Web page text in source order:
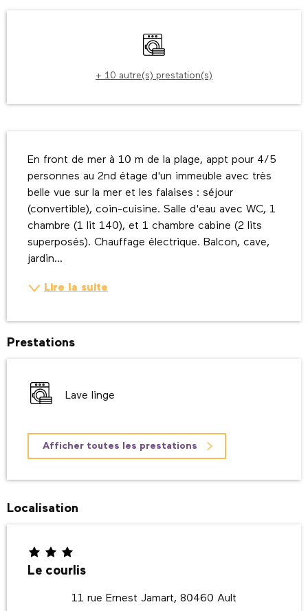
Lave linge
+ 10 autre(s) prestation(s)
En front de mer à 10 m de la plage, appt pour 4/5
personnes au 2nd étage d'un immeuble avec très
belle vue sur la mer et les falaises : séjour
(convertible), coin-cuisine. Salle d'eau avec WC, 1
chambre (1 lit 140), et 1 chambre cabine (2 lits
superposés). Chauffage électrique. Balcon, cave,
jardin...
Lire la suite
Prestations
Lave linge
Afficher toutes les prestations
Localisation
Le courlis
11 rue Ernest Jamart, 80460 Ault